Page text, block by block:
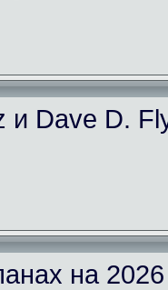
и Dave D.
на 2026